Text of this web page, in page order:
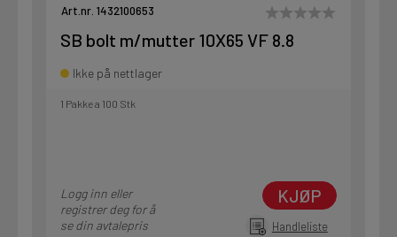
Art.nr. 1432100653
SB bolt m/mutter 10X65 VF 8.8
Ikke på nettlager
1 Pakke a 100 Stk
Logg inn eller
registrer deg for å
se din avtalepris
KJØP
Handleliste